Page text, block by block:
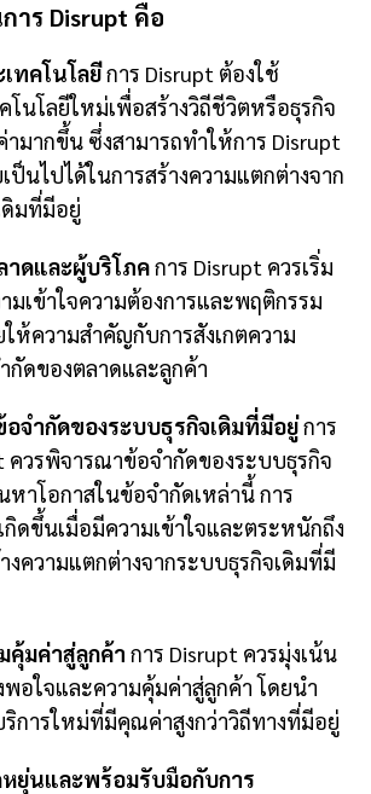
าร Disrupt คือ
ทคโนโลยีการ Disrupt ต้องใช้
โนโลยีใหม่เพื่อสร้างวิถีชีวิตหรือธุรกิจ
มากขึ้น ซึ่งสามารถทำให้การ Disrupt
ป็นไปได้ในการสร้างความแตกต่างจาก
ดิมที่มีอยู่
าดและผู้บริโภคการ Disrupt ควรเริ่ม
มเข้าใจความต้องการและพฤติกรรม
ห้ความสำคัญกับการสังเกตความ
กัดของตลาดและลูกค้า
จำกัดของระบบธุรกิจเดิมที่มีอยู่การ
ควรพิจารณาข้อจำกัดของระบบธุรกิจ
าโอกาสในข้อจำกัดเหล่านี้ การ
กิดขึ้นเมื่อมีความเข้าใจและตระหนักถึง
งความแตกต่างจากระบบธุรกิจเดิมที่มี
คุ้มค่าสู่ลูกค้า การ Disrupt ควรมุ่งเน้น
พอใจและความคุ้มค่าสู่ลูกค้า โดยนำ
การใหม่ที่มีคุณค่าสูงกว่าวิถีทางที่มีอยู่
หยุ่นและพร้อมรับมือกับการ